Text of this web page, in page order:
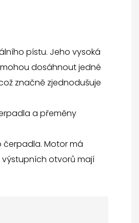
pístu. Jeho vysoká
dosáhnout jedné
značně zjednodušuje
a přeměny
čerpadla. Motor má
výstupních otvorů mají